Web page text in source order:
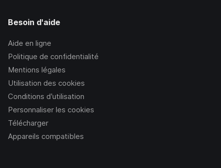
Besoin d'aide
Aide en ligne
Politique de confidentialité
Mentions légales
Utilisation des cookies
Conditions d’utilisation
Personnaliser les cookies
Télécharger
Appareils compatibles